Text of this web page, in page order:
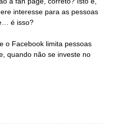
interesse para as pessoas
é isso?
o Facebook limita pessoas
quando não se investe no